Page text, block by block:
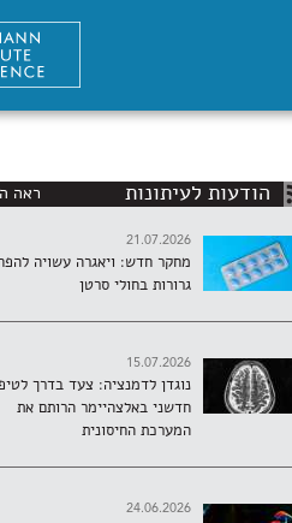
הודעות לעיתונות ראה
21.07.2026
מחקר חדש: ויאגרה עשויה
גרורות בחולי סרטן
15.07.2026
נוגדן לדמנציה: צעד בדרך
חדשני באלצהיימר הרותם את
המערכת החיסונית
24.06.2026